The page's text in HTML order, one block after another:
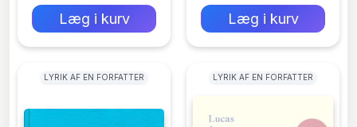
Læg i kurv Læg i kurv
LYRIK AF EN FORFATTER LYRIK AF EN FORFATTER